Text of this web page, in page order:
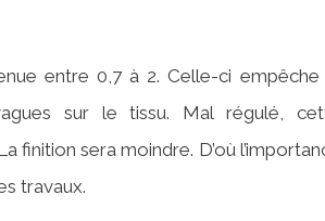
entre 0,7 à 2. Celle-ci empêche
sur le tissu. Mal régulé,
finition sera moindre. D’où
travaux.